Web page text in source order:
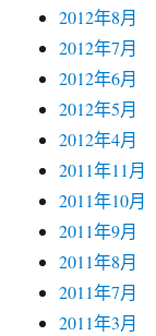
2012年8月
2012年7月
2012年6月
2012年5月
2012年4月
2011年11月
2011年10月
2011年9月
2011年8月
2011年7月
2011年3月